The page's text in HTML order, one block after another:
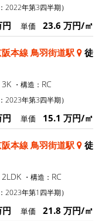
2022年第3四半期）
単価 23.6 万円/㎡
本線 鳥羽街道駅
徒
3K ・構造： RC
2023年第3四半期）
単価 15.1 万円/㎡
本線 鳥羽街道駅
徒
2LDK ・構造： RC
2023年第1四半期）
単価 21.8 万円/㎡